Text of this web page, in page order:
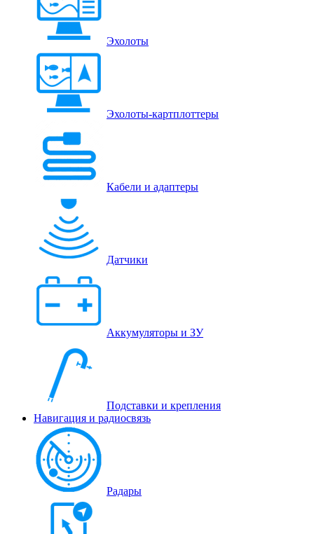
Эхолоты
Эхолоты-картплоттеры
Кабели и адаптеры
Датчики
Аккумуляторы и ЗУ
Подставки и крепления
Навигация и радиосвязь
Радары